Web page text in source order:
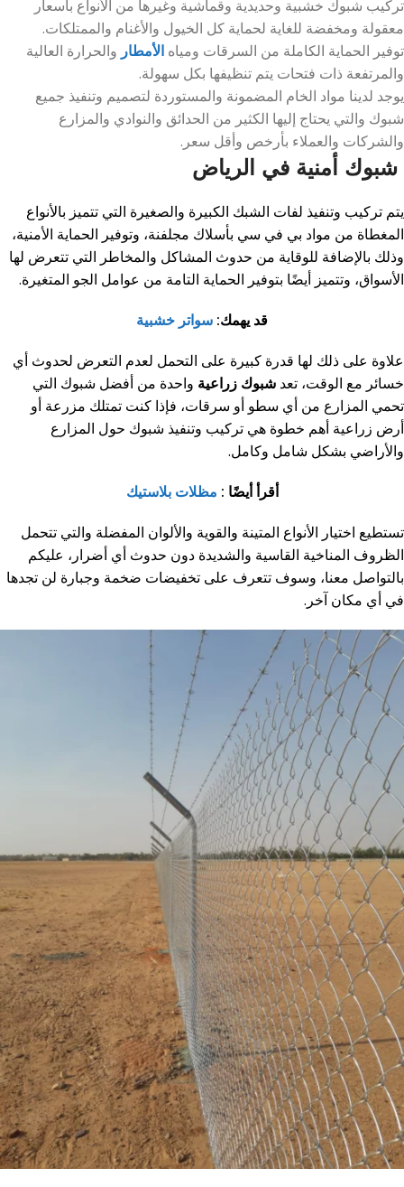
تركيب شبوك خشبية وحديدية وقماشية وغيرها من الأنواع بأسعار
معقولة ومخفضة للغاية لحماية كل الخيول والأغنام والممتلكات.
توفير الحماية الكاملة من السرقات ومياه الأمطار والحرارة العالية
والمرتفعة ذات فتحات يتم تنظيفها بكل سهولة.
يوجد لدينا مواد الخام المضمونة والمستوردة لتصميم وتنفيذ جميع
شبوك والتي يحتاج إليها الكثير من الحدائق والنوادي والمزارع
والشركات والعملاء بأرخص وأقل سعر.
شبوك أمنية في الرياض
يتم تركيب وتنفيذ لفات الشبك الكبيرة والصغيرة التي تتميز بالأنواع
المغطاة من مواد بي في سي بأسلاك مجلفنة، وتوفير الحماية الأمنية،
وذلك بالإضافة للوقاية من حدوث المشاكل والمخاطر التي تتعرض لها
الأسواق، وتتميز أيضًا بتوفير الحماية التامة من عوامل الجو المتغيرة.
قد يهمك: سواتر خشبية
علاوة على ذلك لها قدرة كبيرة على التحمل لعدم التعرض لحدوث أي
خسائر مع الوقت، تعد شبوك زراعية واحدة من أفضل شبوك التي
تحمي المزارع من أي سطو أو سرقات، فإذا كنت تمتلك مزرعة أو
أرض زراعية أهم خطوة هي تركيب وتنفيذ شبوك حول المزارع
والأراضي بشكل شامل وكامل.
أقرأ أيضًا : مظلات بلاستيك
تستطيع اختيار الأنواع المتينة والقوية والألوان المفضلة والتي تتحمل
الظروف المناخية القاسية والشديدة دون حدوث أي أضرار، عليكم
بالتواصل معنا، وسوف تتعرف على تخفيضات ضخمة وجبارة لن تجدها
في أي مكان آخر.